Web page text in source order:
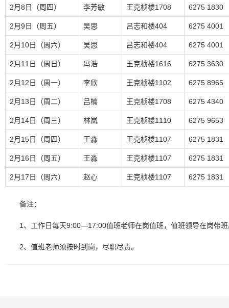
2月8日（周四） 李芳敏 王克桢楼1708 6275 1830
2月9日（周五） 吴思 吕志和楼404 6275 4001
2月10日（周六） 吴思 吕志和楼404 6275 4001
2月11日（周日） 冯浩 王克桢楼1616 6275 3630
2月12日（周一） 李欣 王克桢楼1102 6275 8965
2月13日（周二） 吕楠 王克桢楼1708 6275 4340
2月14日（周三） 林岚 王克桢楼1110 6275 9653
2月15日（周四） 王淼 王克桢楼1107 6275 1831
2月16日（周五） 王淼 王克桢楼1107 6275 1831
2月17日（周六） 赵心 王克桢楼1107 6275 1831
备注：
1、工作日每天9:00—17:00值班老师在岗值班，值班领导在岗带
2、值班老师须按时到岗，尽职尽责。